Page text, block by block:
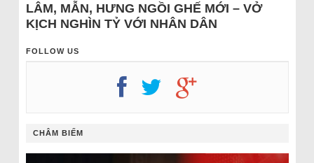
LÂM, MẪN, HƯNG NGỒI GHẾ MỚI – VỞ
KỊCH NGHÌN TỶ VỚI NHÂN DÂN
FOLLOW US
CHÂM BIẾM